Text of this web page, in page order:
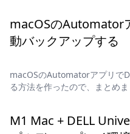
macOSのAutomator
動バックアップする
macOSのAutomatorアプリで
る方法を作ったので、まとめま
M1 Mac + DELL